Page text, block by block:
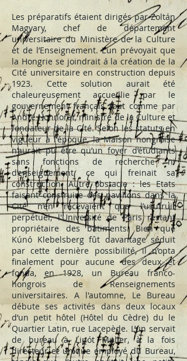
Les préparatifs étaient dirigés par Zoltán
Magyary, chef de département
universitaire du Ministère de la Culture
et de l’Enseignement. L’un prévoyait que
la Hongrie se joindrait á la création de la
Cité universitaire en construction depuis
1923. Cette solution aurait été
chaleureusement accueillie par le
gouvernement français tout comme par
André Honnorat, ministre de la Culture et
fondateur de la Cité. Selon les statuts en
vigueur à l'époque, la Maison hongroise
n’aurait pu être qu’un foyer d’étudiants
sans fonctions de recherche ni
d’enseignement, ce qui freinait sa
construction. Autre obstacle : les Etats
faisant construire des pavillons dans la
Cité n’en recevaient que l’usufruit
perpétuel, l'Université de Paris restant
propriétaire des bâtiments. Bien que
Kúnó Klebelsberg fût davantage séduit
par cette dernière possibilité, il n’opta
finalement pour aucune des deux et
fonda, en 1928, un Bureau franco-
hongrois de Renseignements
universitaires. A l'automne, Le Bureau
débute ses activités dans deux locaux
d’un petit hôtel (Hôtel du Cèdre) du le
Quartier Latin, rue Lacepède. L’un servait
de bureau à Lipót Müller, à la fois
directeur et unique employé du Bureau,